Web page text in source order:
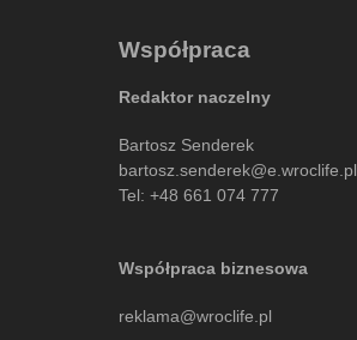
Współpraca
Redaktor naczelny
Bartosz Senderek
bartosz.senderek@e.wroclife.pl
Tel: +48 661 074 777
Współpraca biznesowa
reklama@wroclife.pl